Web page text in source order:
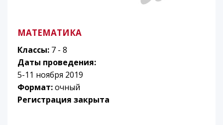
МАТЕМАТИКА
Классы: 7 - 8
Даты проведения:
5-11 ноября 2019
Формат:очный
Регистрация закрыта